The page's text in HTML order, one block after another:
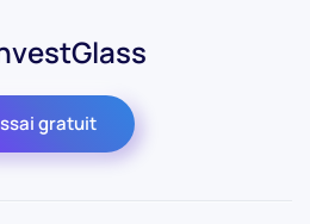
gratuit